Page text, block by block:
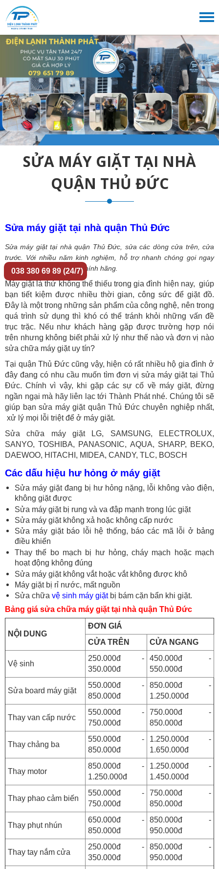
SỬA MÁY GIẶT TẠI NHÀ
QUẬN THỦ ĐỨC
Sửa máy giặt tại nhà quận Thủ Đức
Sửa máy giặt tại nhà quận Thủ Đức, sửa các dòng cửa trên, cửa
trước. Với nhiều năm kinh nghiệm, hỗ trợ nhanh chóng gọi ngay
079 651 79 89, linh kiện chính hãng.
Máy giặt là thứ không thể thiếu trong gia đình hiện nay, giúp
bạn tiết kiệm được nhiều thời gian, công sức để giặt đồ.
Đây là một trong những sản phẩm của công nghệ, nên trong
quá trình sử dụng thì khó có thể tránh khỏi những vấn đề
trục trặc. Nếu như khách hàng gặp được trường hợp nói
trên nhưng không biết phải xử lý như thế nào và đơn vị nào
sửa chữa máy giặt uy tín?
Tại quận Thủ Đức cũng vậy, hiện có rất nhiều hộ gia đình ở
đây đang có nhu cầu muốn tìm đơn vị sửa máy giặt tại Thủ
Đức. Chính vì vậy, khi gặp các sự cố về máy giặt, đừng
ngần ngại mà hãy liên lạc tới Thành Phát nhé. Chúng tôi sẽ
giúp bạn sửa máy giặt quận Thủ Đức chuyên nghiệp nhất,
xử lý mọi lỗi triệt để ở máy giặt.
Sửa chữa máy giặt LG, SAMSUNG, ELECTROLUX,
SANYO, TOSHIBA, PANASONIC, AQUA, SHARP, BEKO,
DAEWOO, HITACHI, MIDEA, CANDY, TLC, BOSCH
Các dấu hiệu hư hỏng ở máy giặt
Sửa máy giặt đang bị hư hỏng nặng, lỗi không vào điện,
không giặt được
Sửa máy giặt bị rung và va đập mạnh trong lúc giặt
Sửa máy giặt không xả hoặc không cấp nước
Sửa máy giặt báo lỗi hệ thống, báo các mã lỗi ở bảng
điều khiển
Thay thế bo mạch bị hư hỏng, cháy mạch hoặc mạch
hoạt động không đúng
Sửa máy giặt không vắt hoặc vắt không được khô
Máy giặt bị rỉ nước, mất nguồn
Sửa chữa vệ sinh máy giặt bị bám cặn bẩn khi giặt.
Bảng giá sửa chữa máy giặt tại nhà quận Thủ Đức
NỘI DUNG
ĐƠN GIÁ
CỬA TRÊN
CỬA NGANG
Vệ sinh
250.000đ -
350.000đ
450.000đ -
550.000đ
Sửa board máy giặt
550.000đ -
850.000đ
850.000đ -
1.250.000đ
Thay van cấp nước
550.000đ -
750.000đ
750.000đ -
850.000đ
Thay chảng ba
550.000đ -
850.000đ
1.250.000đ -
1.650.000đ
Thay motor
850.000đ -
1.250.000đ
1.250.000đ -
1.450.000đ
Thay phao cảm biến
550.000đ -
750.000đ
750.000đ -
850.000đ
Thạy phụt nhún
650.000đ -
850.000đ
850.000đ -
950.000đ
Thay tay nắm cửa
250.000đ -
350.000đ
850.000đ -
950.000đ
038 380 69 89 (24/7)